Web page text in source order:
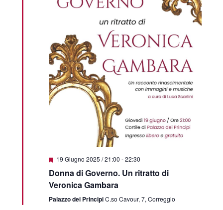
Segnalati
19 Giugno 2025 / 21:00 -22:30
Donna di Governo. Un ritratto di
Veronica Gambara
Palazzo dei PrincipiC.so Cavour, 7, Correggio